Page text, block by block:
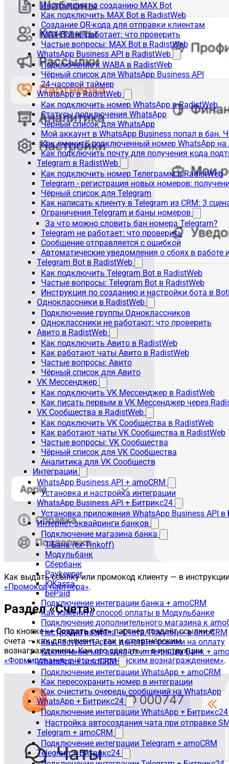
Инструкция по созданию MAX Bot
Как подключить MAX Bot в RadistWeb
Создание QR-кода для отправки клиентам
MAX Bot не работает: что проверить
Частые вопросы: MAX Bot в RadistWeb
WhatsApp Business API в RadistWeb
Подключение к WABA в RadistWeb
Чёрный список для WhatsApp Business API
24-часовой таймер
WhatsApp в RadistWeb
Как подключить номер WhatsApp в RadistWeb
Статусы подключения WhatsApp
Чёрный список для WhatsApp
Мой аккаунт в WhatsApp Business попал в бан.
Как сменить подключенный номер WhatsApp на
Как подключить почту для получения кода
Telegram в RadistWeb
Как подключить номер Телеграмм в RadistWeb
Telegram - регистрация новых номеров:
Чёрный список для Telegram
Как написать клиенту в Telegram из CRM: 3
Ограничения Telegram и баны номеров
За что можно словить бан номера Telegram?
Telegram не работает: что проверить
Сообщение отправляется с ошибкой
Автоматические уведомления о сбоях в работе
Telegram Bot в RadistWeb
Как подключить Telegram Bot в RadistWeb
Частые вопросы: Telegram Bot в RadistWeb
Инструкция по созданию и настройки бота в
Одноклассники в RadistWeb
Подключение группы Одноклассников
Одноклассники не работают: что проверить
Авито в RadistWeb
Как подключить Авито в RadistWeb
Как работают чаты Авито в RadistWeb
Частые вопросы: Авито
Чёрный список для Авито
VK Мессенджер
Как подключить VK Мессенджер в RadistWeb
Как писать первым в VK Мессенджер через
VK Сообщества в RadistWeb
Как подключить VK Сообщества в RadistWeb
Как работают чаты VK Сообщества в RadistWeb
Частые вопросы: VK Сообщества
Чёрный список для VK Сообщества
Аналитика для VK Сообществ
Интеграции
WhatsApp Business API + amoCRM
Установка и настройка интеграции
WhatsApp Business API + Битрикс24
Установка приложения WhatsApp Business API
Интернет-эквайринги банков
Подключение магазина банка
Т-Банк (ex-Tinkoff)
Модульбанк
Сбербанк
Paykeeper
ЮKassa
bePaid
Подключение интеграции банка + amoCRM
Как изменить способ оплаты в Модульбанке
Подключение дополнительного магазина к
Настройка раздела «Счета/Покупки» в amoCRM
Как настроить срок действия ссылки на оплату
Отключение магазина от интеграции Банк +
WhatsApp + amoCRM
Подключение интеграции WhatsApp + amoCRM
Как пересохранить номер в интеграции
Как очистить очередь сообщений на WhatsApp
WhatsApp + Битрикс24
Подключение интеграции WhatsApp + Битрикс24
Настройка автосоздания чата при отправке
Telegram + amoCRM
Подключение интеграции Telegram + amoCRM
Telegram + Битрикс24
Как выдать ссылку или промокод клиенту — в
«Промокод партнёра».
Раздел «Счета»
По кнопке«+ Создать счёт»партнёр создаёт ссылки и
счета — как для клиента, так и с партнёрским
вознаграждением. Как это сделать — в инструкции
«Формирование счёта с партнёрским вознаграждением».